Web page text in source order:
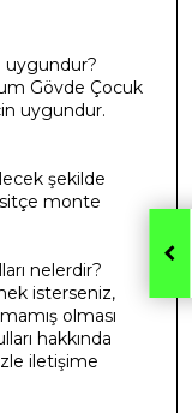
uygundur?
Gövde Çocuk
uygundur.
şekilde
monte
nelerdir?
isterseniz,
olması
hakkında
iletişime